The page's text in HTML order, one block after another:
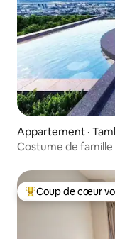
Appartement ·
Costume de famille
Coup de cœur
Coup de cœur